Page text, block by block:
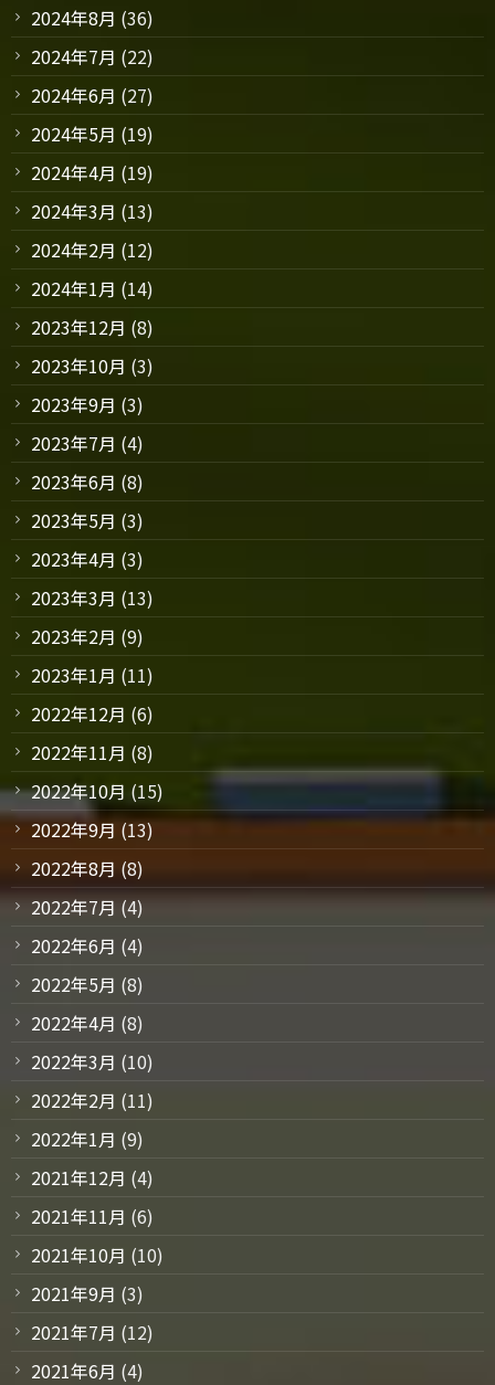
2024年8月 (36)
2024年7月 (22)
2024年6月 (27)
2024年5月 (19)
2024年4月 (19)
2024年3月 (13)
2024年2月 (12)
2024年1月 (14)
2023年12月 (8)
2023年10月 (3)
2023年9月 (3)
2023年7月 (4)
2023年6月 (8)
2023年5月 (3)
2023年4月 (3)
2023年3月 (13)
2023年2月 (9)
2023年1月 (11)
2022年12月 (6)
2022年11月 (8)
2022年10月 (15)
2022年9月 (13)
2022年8月 (8)
2022年7月 (4)
2022年6月 (4)
2022年5月 (8)
2022年4月 (8)
2022年3月 (10)
2022年2月 (11)
2022年1月 (9)
2021年12月 (4)
2021年11月 (6)
2021年10月 (10)
2021年9月 (3)
2021年7月 (12)
2021年6月 (4)